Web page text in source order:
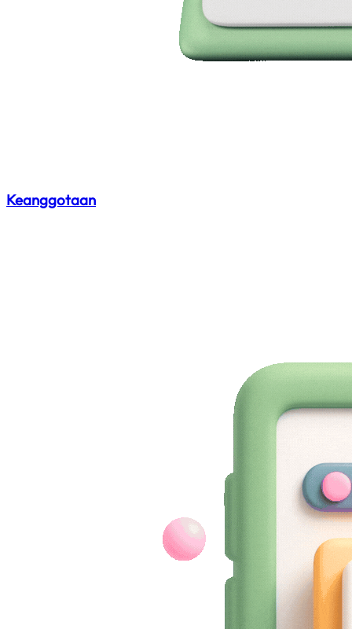
Keanggotaan